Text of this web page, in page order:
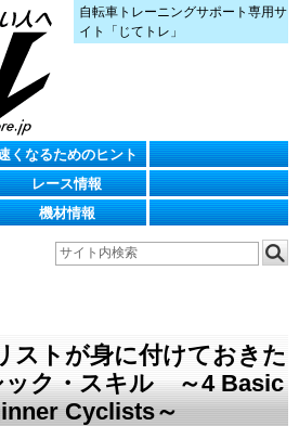
自転車トレーニングサポート専用サ
イト「じてトレ」
くなるためのヒント
レース情報
機材情報
ストが身に付けておきた
ック・スキル ～4 Basic
Cyclists～